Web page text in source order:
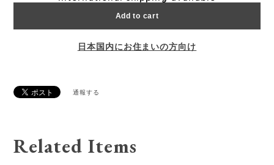
Add to cart
日本国内にお住まいの方向け
通報する
Related Items